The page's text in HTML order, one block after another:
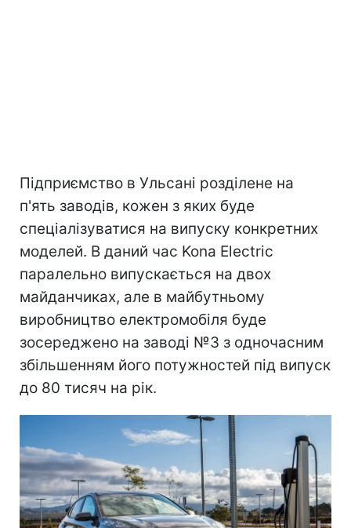
Підприємство в Ульсані розділене на
п'ять заводів, кожен з яких буде
спеціалізуватися на випуску конкретних
моделей. В даний час Kona Electric
паралельно випускається на двох
майданчиках, але в майбутньому
виробництво електромобіля буде
зосереджено на заводі №3 з одночасним
збільшенням його потужностей під випуск
до 80 тисяч на рік.